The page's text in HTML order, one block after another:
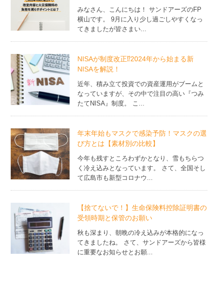
みなさん、こんにちは！ サンドアーズのFP
横山です。 9月に入り少し過ごしやすくなっ
てきましたが皆さまい...
NISAが制度改正⁉2024年から始まる新
NISAを解説！
近年、積み立て投資での資産運用がブームと
なっていますが、その中で注目の高い『つみ
たてNISA』制度。 こ...
年末年始もマスクで感染予防！マスクの選
び方とは【素材別の比較】
今年も残すところわずかとなり、雪もちらつ
く冷え込みとなっています。 さて、全国そし
て広島市も新型コロナウ...
【捨てないで！】生命保険料控除証明書の
受領時期と保管のお願い
秋も深まり、朝晩の冷え込みが本格的になっ
てきましたね。 さて、サンドアーズから皆様
に重要なお知らせとお願...